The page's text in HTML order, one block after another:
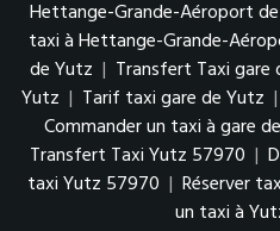
Hettange-Grande-Aéroport
taxi à Hettange-Grande-
de Yutz | Transfert Taxi gare
Yutz | Tarif taxi gare de Yutz |
Commander un taxi à gare
Transfert Taxi Yutz 57970 |
taxi Yutz 57970 | Réserver
un taxi à